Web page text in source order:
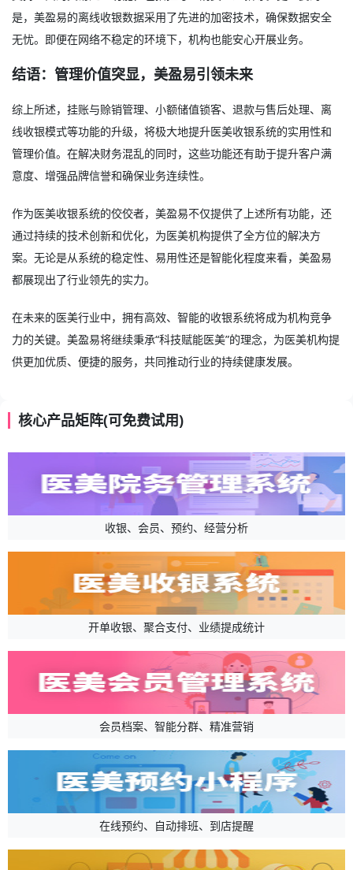
是，美盈易的离线收银数据采用了先进的加密技术，确保数据安全
无忧。即便在网络不稳定的环境下，机构也能安心开展业务。
结语：管理价值突显，美盈易引领未来
综上所述，挂账与赊销管理、小额储值锁客、退款与售后处理、离
线收银模式等功能的升级，将极大地提升医美收银系统的实用性和
管理价值。在解决财务混乱的同时，这些功能还有助于提升客户满
意度、增强品牌信誉和确保业务连续性。
作为医美收银系统的佼佼者，美盈易不仅提供了上述所有功能，还
通过持续的技术创新和优化，为医美机构提供了全方位的解决方
案。无论是从系统的稳定性、易用性还是智能化程度来看，美盈易
都展现出了行业领先的实力。
在未来的医美行业中，拥有高效、智能的收银系统将成为机构竞争
力的关键。美盈易将继续秉承“科技赋能医美”的理念，为医美机构提
供更加优质、便捷的服务，共同推动行业的持续健康发展。
核心产品矩阵(可免费试用)
收银、会员、预约、经营分析
开单收银、聚合支付、业绩提成统计
会员档案、智能分群、精准营销
在线预约、自动排班、到店提醒